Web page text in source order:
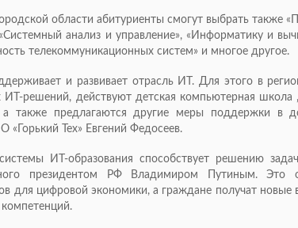
области абитуриенты смогут выбрать также
анализ и управление», «Информатику и
телекоммуникационных систем» и многое другое.
и развивает отрасль ИТ. Для этого в
ИТ-решений, действуют детская компьютерная школа
а также предлагаются другие меры поддержки в
Тех» Евгений Федосеев.
ИТ-образования способствует решению
президентом РФ Владимиром Путиным. Это
для цифровой экономики, а граждане получат новые